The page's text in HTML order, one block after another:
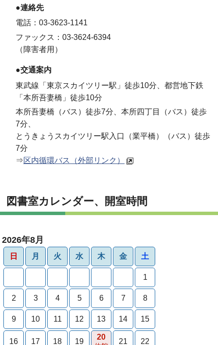
●連絡先
電話：03-3623-1141
ファックス：03-3624-6394
（障害者用）
●交通案内
東武線「東京スカイツリー駅」徒歩10分、都営地下鉄
「本所吾妻橋」徒歩10分
本所吾妻橋（バス）徒歩7分、本所四丁目（バス）徒歩
7分、
とうきょうスカイツリー駅入口（業平橋）（バス）徒歩
7分
⇒ 区内循環バス（外部リンク）
図書室カレンダー、開室時間
2026年8月
日 月 火 水 木 金 土
1
2 3 4 5 6 7 8
9 10 11 12 13 14 15
16 17 18 19
20
21 22